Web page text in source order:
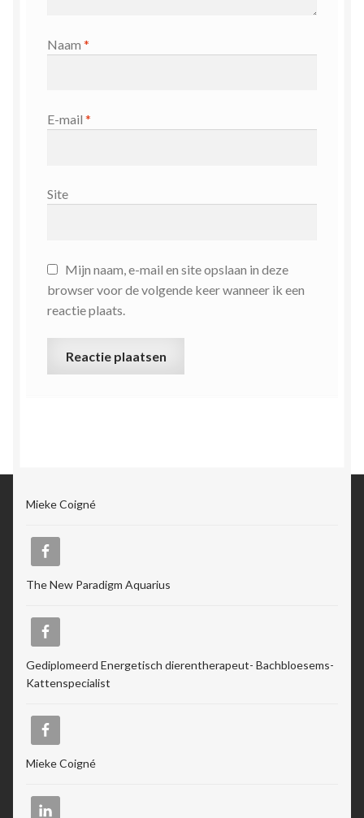
Naam *
E-mail *
Site
Mijn naam, e-mail en site opslaan in deze
browser voor de volgende keer wanneer ik een
reactie plaats.
Mieke Coigné
The New Paradigm Aquarius
Gediplomeerd Energetisch dierentherapeut- Bachbloesems-
Kattenspecialist
Mieke Coigné